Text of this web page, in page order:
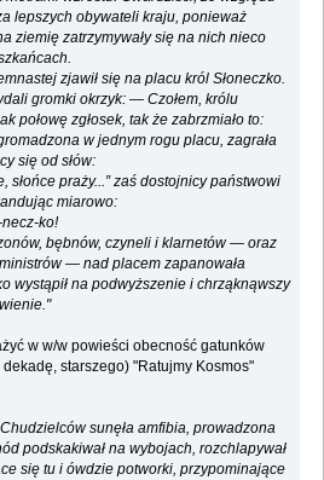
lepszych obywateli kraju, ponieważ
ziemię zatrzymywały się na nich nieco
zjawił się na placu król Słoneczko.
gromki okrzyk: — Czołem, królu
połowę zgłosek, tak że zabrzmiało to:
w jednym rogu placu, zagrała
się od słów:
słońce praży...” zaś dostojnicy państwowi
miarowo:
ko!
bębnów, czyneli i klarnetów — oraz
— nad placem zapanowała
wystąpił na podwyższenie i chrząknąwszy
w w/w powieści obecność gatunków
starszego) "Ratujmy Kosmos"
sunęła amfibia, prowadzona
podskakiwał na wybojach, rozchlapywał
się tu i ówdzie potworki, przypominające